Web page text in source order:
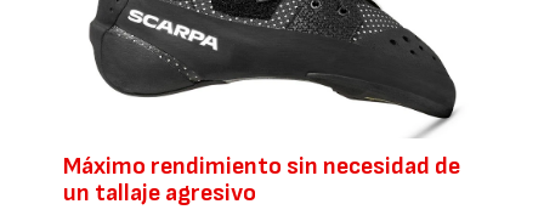
Máximo rendimiento sin necesidad de
un tallaje agresivo